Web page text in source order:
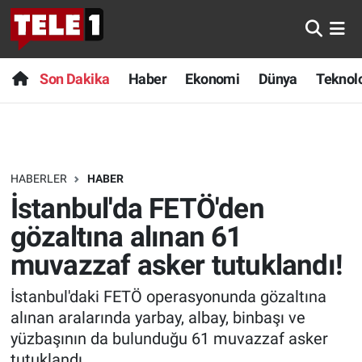
Son Dakika Haber Ekonomi Dünya
HABERLER HABER
İstanbul'da FETÖ'den
gözaltına alınan 61
muvazzaf asker tutuklandı!
İstanbul'daki FETÖ operasyonunda gözaltına
alınan aralarında yarbay, albay, binbaşı ve
yüzbaşının da bulunduğu 61 muvazzaf asker
Anında Manşet
Başka Sohbetler
Bilim turu
Bilim ve Teknoloji Evreni
Doğa Konuşuyor
Dünya
Ege Saati
Son Dakika
Haber
Dünya
Teknoloji
Sağlık
Yayın Akışı
Nöbetçi Eczaneler
Hava Durumu
Trafik Durumu
Süper Lig Puan Durumu ve Fikstür
Tüm Manşetler
Son Dakika Haberleri
Haber Arşivi